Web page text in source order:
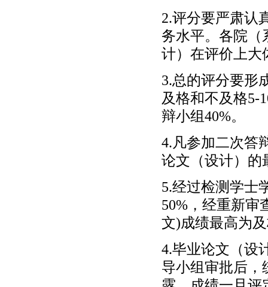
2.评分要严肃认
务水平。各院（
计）在评价上大
3.总的评分要形
及格和不及格5-
辩小组40%。
4.凡参加二次答
论文（设计）的
5.经过检测学士
50%，经重新审
文)成绩最高为
4.毕业论文（设
导小组审批后，